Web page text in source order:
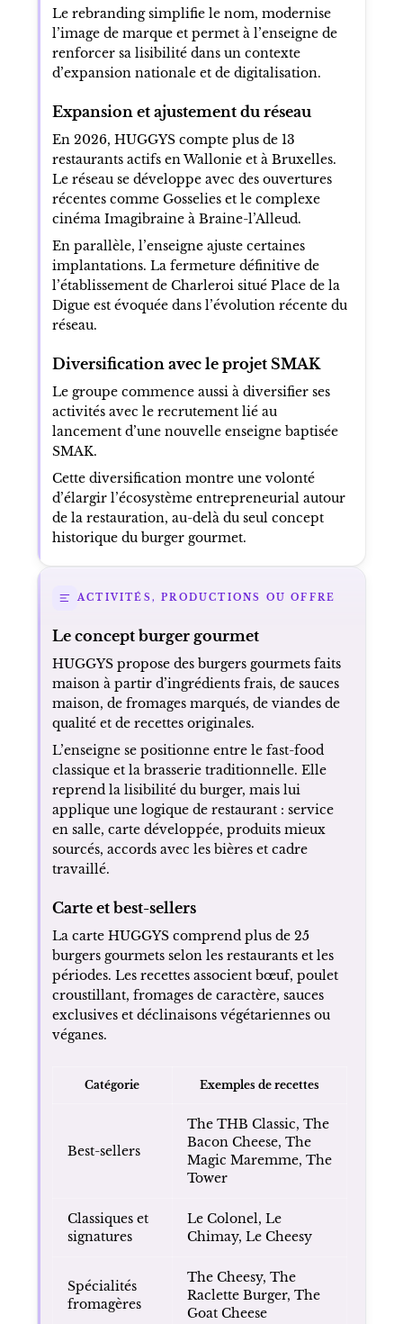
Le rebranding simplifie le nom, modernise
l’image de marque et permet à l’enseigne de
renforcer sa lisibilité dans un contexte
d’expansion nationale et de digitalisation.
Expansion et ajustement du réseau
En 2026, HUGGYS compte plus de 13
restaurants actifs en Wallonie et à Bruxelles.
Le réseau se développe avec des ouvertures
récentes comme Gosselies et le complexe
cinéma Imagibraine à Braine-l’Alleud.
En parallèle, l’enseigne ajuste certaines
implantations. La fermeture définitive de
l’établissement de Charleroi situé Place de la
Digue est évoquée dans l’évolution récente du
réseau.
Diversification avec le projet SMAK
Le groupe commence aussi à diversifier ses
activités avec le recrutement lié au
lancement d’une nouvelle enseigne baptisée
SMAK.
Cette diversification montre une volonté
d’élargir l’écosystème entrepreneurial autour
de la restauration, au-delà du seul concept
historique du burger gourmet.
ACTIVITÉS, PRODUCTIONS OU OFFRE
Le concept burger gourmet
HUGGYS propose des burgers gourmets faits
maison à partir d’ingrédients frais, de sauces
maison, de fromages marqués, de viandes de
qualité et de recettes originales.
L’enseigne se positionne entre le fast-food
classique et la brasserie traditionnelle. Elle
reprend la lisibilité du burger, mais lui
applique une logique de restaurant : service
en salle, carte développée, produits mieux
sourcés, accords avec les bières et cadre
travaillé.
Carte et best-sellers
La carte HUGGYS comprend plus de 25
burgers gourmets selon les restaurants et les
périodes. Les recettes associent bœuf, poulet
croustillant, fromages de caractère, sauces
exclusives et déclinaisons végétariennes ou
véganes.
Catégorie Exemples de recettes
Best-sellers
The THB Classic, The
Bacon Cheese, The
Magic Maremme, The
Tower
Classiques et
signatures
Le Colonel, Le
Chimay, Le Cheesy
Spécialités
fromagères
The Cheesy, The
Raclette Burger, The
Goat Cheese